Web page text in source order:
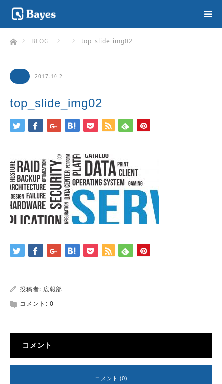
ホームBLOG top_slide_img02
2017.10.2
top_slide_img02
投稿者: 広報部
コメント: 0
コメント
コメント (0)